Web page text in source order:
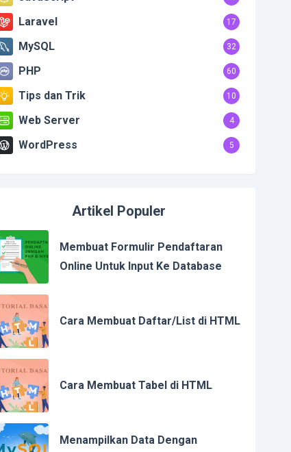
Laravel 17
MySQL 32
PHP 60
Tips dan Trik 10
Web Server 4
WordPress 5
Artikel Populer
Membuat Formulir Pendaftaran
Online Untuk Input Ke Database
Cara Membuat Daftar/List di HTML
Cara Membuat Tabel di HTML
Menampilkan Data Dengan